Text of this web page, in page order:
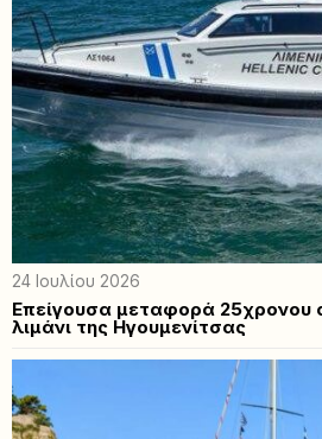
24 Ιουλίου 2026
Επείγουσα μεταφορά 25χρονου
λιμάνι της Ηγουμενίτσας